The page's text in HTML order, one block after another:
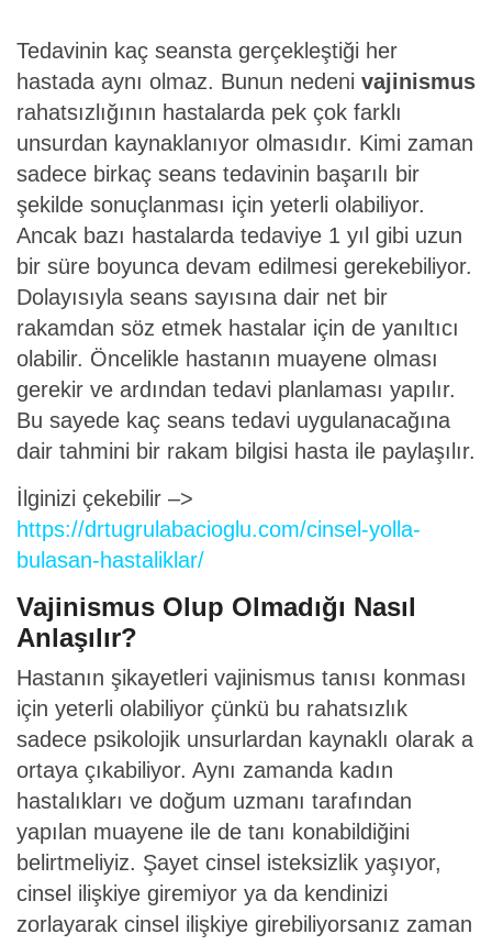
Tedavinin kaç seansta gerçekleştiği her
hastada aynı olmaz. Bunun nedeni vajinismus
rahatsızlığının hastalarda pek çok farklı
unsurdan kaynaklanıyor olmasıdır. Kimi zaman
sadece birkaç seans tedavinin başarılı bir
şekilde sonuçlanması için yeterli olabiliyor.
Ancak bazı hastalarda tedaviye 1 yıl gibi uzun
bir süre boyunca devam edilmesi gerekebiliyor.
Dolayısıyla seans sayısına dair net bir
rakamdan söz etmek hastalar için de yanıltıcı
olabilir. Öncelikle hastanın muayene olması
gerekir ve ardından tedavi planlaması yapılır.
Bu sayede kaç seans tedavi uygulanacağına
dair tahmini bir rakam bilgisi hasta ile paylaşılır.
İlginizi çekebilir –>
https://drtugrulabacioglu.com/cinsel-yolla-
bulasan-hastaliklar/
Vajinismus Olup Olmadığı Nasıl
Anlaşılır?
Hastanın şikayetleri vajinismus tanısı konması
için yeterli olabiliyor çünkü bu rahatsızlık
sadece psikolojik unsurlardan kaynaklı olarak a
ortaya çıkabiliyor. Aynı zamanda kadın
hastalıkları ve doğum uzmanı tarafından
yapılan muayene ile de tanı konabildiğini
belirtmeliyiz. Şayet cinsel isteksizlik yaşıyor,
cinsel ilişkiye giremiyor ya da kendinizi
zorlayarak cinsel ilişkiye girebiliyorsanız zaman